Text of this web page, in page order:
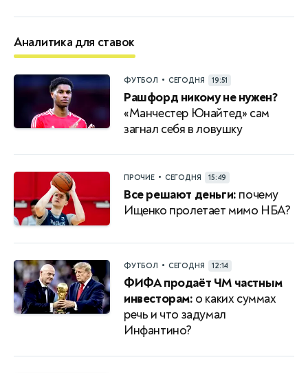
Аналитика для ставок
ФУТБОЛ • СЕГОДНЯ 19:51
Рашфорд никому не нужен?
«Манчестер Юнайтед» сам
загнал себя в ловушку
ПРОЧИЕ • СЕГОДНЯ 15:49
Все решают деньги: почему
Ищенко пролетает мимо НБА?
ФУТБОЛ • СЕГОДНЯ 12:14
ФИФА продаёт ЧМ частным
инвесторам: о каких суммах
речь и что задумал
Инфантино?